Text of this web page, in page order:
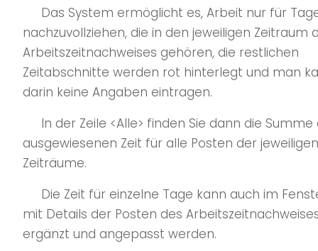
Das System ermöglicht es, Arbeit nur für
nachzuvollziehen, die in den jeweiligen Zeitraum
Arbeitszeitnachweises gehören, die restlichen
Zeitabschnitte werden rot hinterlegt und man
darin keine Angaben eintragen.
In der Zeile <Alle> finden Sie dann die Summe
ausgewiesenen Zeit für alle Posten der jeweiligen
Zeiträume.
Die Zeit für einzelne Tage kann auch im
mit Details der Posten des
ergänzt und angepasst werden.